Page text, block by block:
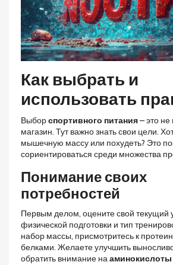
Как выбрать и
использовать
Выборспортивного питания– это не
магазин. Тут важно знать свои цели.
мышечную массу или похудеть? Это
сориентироваться среди множества
Понимание своих
потребностей
Первым делом, оцените свой текущий
физической подготовки и тип
набор массы, присмотритесь к
белками. Желаете улучшить
обратить внимание нааминокислоты